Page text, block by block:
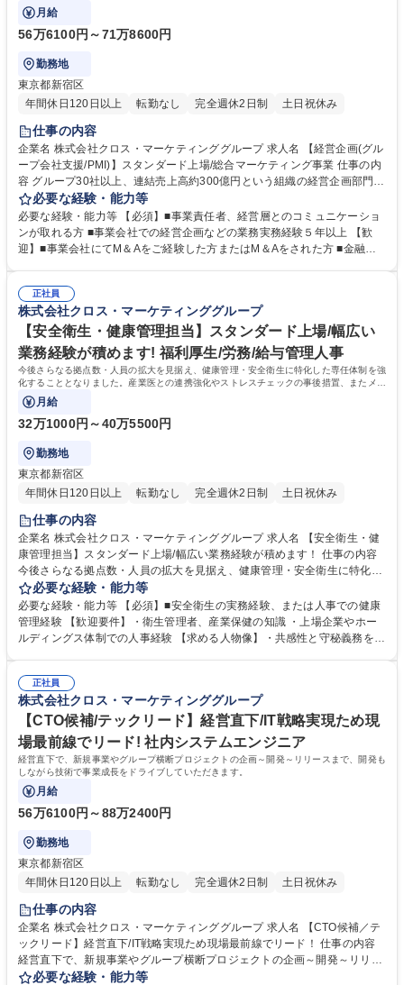
を練り、グループ会社へハンズオンでその土
月給
56万6100円～71万8600円
勤務地
東京都新宿区
年間休日120日以上
転勤なし 完全週休2日制 土日祝休み
仕事の内容
企業名 株式会社クロス・マーケティンググループ 求人名 【経営企画(グル
ープ会社支援/PMI)】スタンダード上場/総合マーケティング事業 仕事の内
容 グループ30社以上、連結売上高約300億円という組織の経営企画部門と
して、1社1社が相互にシナジーを生み、グループ全体の価値をより高めて
いくために何ができるのか施策を練り、グループ会社へハンズオンでその
土 台作りや経営のサポートをお任せいたします。 【詳細】■グループ会社
の経営サポート、PMI対応 ■管理会計全般（予算編成、予算統制、将来予
とがあります。 募集職種 【経営企画(グループ会社支援/PMI)】スタンダー
ド上場/総合マーケティング事業
必要な経験・能力等
必要な経験・能力等 【必須】■事業責任者、経営層とのコミュニケーショ
ンが取れる方 ■事業会社での経営企画などの業務実務経験５年以上 【歓
迎】■事業会社にてM＆Aをご経験した方またはM＆Aをされた方 ■金融機
学院 大学 語学力： 資格：
正社員
株式会社クロス・マーケティンググループ
【安全衛生・健康管理担当】スタンダード上場/幅広い
業務経験が積めます! 福利厚生/労務/給与管理人事
今後さらなる拠点数・人員の拡大を見据え、健康管理・安全衛生に特化した専任体制を強
化することとなりました。産業医との連携強化やストレスチェックの事後措置、またメン
タルヘルスケアの仕組み化など、予防医学
月給
32万1000円～40万5500円
勤務地
東京都新宿区
年間休日120日以上
転勤なし 完全週休2日制 土日祝休み
仕事の内容
企業名 株式会社クロス・マーケティンググループ 求人名 【安全衛生・健
康管理担当】スタンダード上場/幅広い業務経験が積めます！ 仕事の内容
今後さらなる拠点数・人員の拡大を見据え、健康管理・安全衛生に特化し
た専任体制を強化することとなりました。産業医との連携強化やストレス
チェックの事後措置、またメンタルヘルスケアの仕組み化など、予防医学
の観点から「安心・安全な職場」を自らデザインしていただけるプロフェ
ッショナルを求めています。 ＜具体的な業務内容＞ ・健康診断・人間ド
【安全衛生・健康管理担当】スタンダード上場/幅広い業務経験が積めま
す！
必要な経験・能力等
必要な経験・能力等 【必須】■安全衛生の実務経験、または人事での健康
管理経験 【歓迎要件】・衛生管理者、産業保健の知識 ・上場企業やホー
ルディングス体制での人事経験 【求める人物像】・共感性と守秘義務を遵
歴・資格 学歴：大学院 大学 語学力： 資格：
正社員
株式会社クロス・マーケティンググループ
【CTO候補/テックリード】経営直下/IT戦略実現ため現
場最前線でリード! 社内システムエンジニア
経営直下で、新規事業やグループ横断プロジェクトの企画～開発～リリースまで、開発も
しながら技術で事業成長をドライブしていただきます。
月給
56万6100円～88万2400円
勤務地
東京都新宿区
年間休日120日以上
転勤なし 完全週休2日制 土日祝休み
仕事の内容
企業名 株式会社クロス・マーケティンググループ 求人名 【CTO候補／テ
ックリード】経営直下/IT戦略実現ため現場最前線でリード！ 仕事の内容
経営直下で、新規事業やグループ横断プロジェクトの企画～開発～リリー
スまで、開発もしながら技術で事業成長をドライブしていただきます。
必要な経験・能力等